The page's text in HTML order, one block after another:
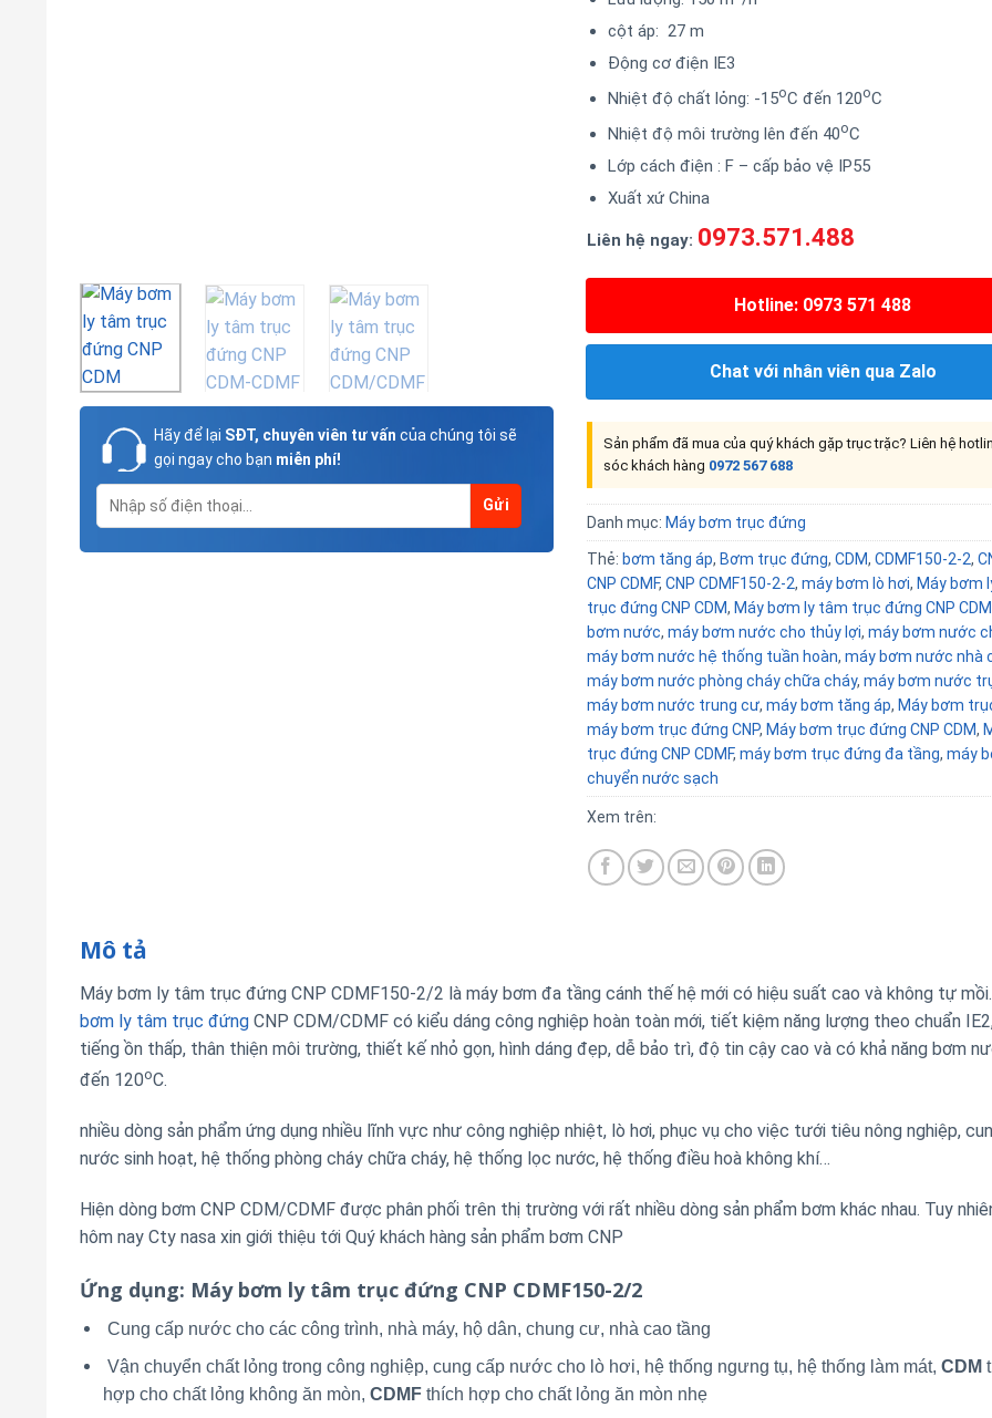
Hãy để lại SĐT, chuyên viên tư vấn của chúng tôi sẽ
gọi ngay cho bạn miễn phí!
cột áp: 27 m
Động cơ điện IE3
Nhiệt độ chất lỏng: -15oC đến 120oC
Nhiệt độ môi trường lên đến 40oC
Lớp cách điện : F – cấp bảo vệ IP55
Xuất xứ China
Liên hệ ngay: 0973.571.488
Hotline: 0973 571 488
Chat với nhân viên qua Zalo
Sản phẩm đã mua của quý khách gặp trục trặc? Liên hệ
sóc khách hàng 0972 567 688
Danh mục: Máy bơm trục đứng
Thẻ: bơm tăng áp, Bơm trục đứng, CDM, CDMF150-2-2,
CNP CDMF, CNP CDMF150-2-2, máy bơm lò hơi, Máy bơm
trục đứng CNP CDM, Máy bơm ly tâm trục đứng CNP
bơm nước, máy bơm nước cho thủy lợi, máy bơm nước
máy bơm nước hệ thống tuần hoàn, máy bơm nước nhà
máy bơm nước phòng cháy chữa cháy, máy bơm nước
máy bơm nước trung cư, máy bơm tăng áp, Máy bơm
máy bơm trục đứng CNP, Máy bơm trục đứng CNP CDM,
trục đứng CNP CDMF, máy bơm trục đứng đa tầng, máy
chuyển nước sạch
Xem trên:
Mô tả
Máy bơm ly tâm trục đứng CNP CDMF150-2/2 là máy bơm đa tầng cánh thế hệ mới có hiệu suất cao và không tự
bơm ly tâm trục đứng CNP CDM/CDMF có kiểu dáng công nghiệp hoàn toàn mới, tiết kiệm năng lượng theo chuẩn
tiếng ồn thấp, thân thiện môi trường, thiết kế nhỏ gọn, hình dáng đẹp, dễ bảo trì, độ tin cậy cao và có khả năng bơm
đến 120oC.
nhiều dòng sản phẩm ứng dụng nhiều lĩnh vực như công nghiệp nhiệt, lò hơi, phục vụ cho việc tưới tiêu nông nghiệp,
nước sinh hoạt, hệ thống phòng cháy chữa cháy, hệ thống lọc nước, hệ thống điều hoà không khí…
Hiện dòng bơm CNP CDM/CDMF được phân phối trên thị trường với rất nhiều dòng sản phẩm bơm khác nhau. Tuy
hôm nay Cty nasa xin giới thiệu tới Quý khách hàng sản phẩm bơm CNP
Ứng dụng: Máy bơm ly tâm trục đứng CNP CDMF150-2/2
Cung cấp nước cho các công trình, nhà máy, hộ dân, chung cư, nhà cao tầng
Vận chuyển chất lỏng trong công nghiệp, cung cấp nước cho lò hơi, hệ thống ngưng tụ, hệ thống làm mát, CDM
hợp cho chất lỏng không ăn mòn, CDMFthích hợp cho chất lỏng ăn mòn nhẹ